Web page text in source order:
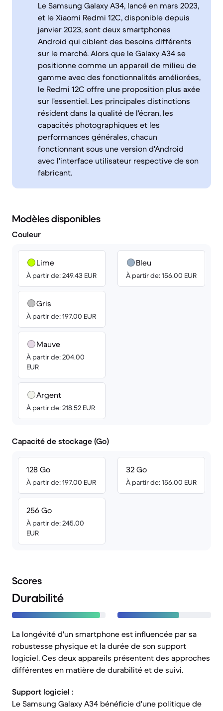
Le Samsung Galaxy A34, lancé en mars 2023,
et le Xiaomi Redmi 12C, disponible depuis
janvier 2023, sont deux smartphones
Android qui ciblent des besoins différents
sur le marché. Alors que le Galaxy A34 se
positionne comme un appareil de milieu de
gamme avec des fonctionnalités améliorées,
le Redmi 12C offre une proposition plus axée
sur l'essentiel. Les principales distinctions
résident dans la qualité de l'écran, les
capacités photographiques et les
performances générales, chacun
fonctionnant sous une version d'Android
avec l'interface utilisateur respective de son
fabricant.
Modèles disponibles
Couleur
Lime
À partir de: 249.43 EUR
Gris
À partir de: 197.00 EUR
Mauve
À partir de: 204.00
EUR
Argent
À partir de: 218.52 EUR
Bleu
À partir de: 156.00 EUR
Capacité de stockage (Go)
128 Go
À partir de: 197.00 EUR
256 Go
À partir de: 245.00
EUR
32 Go
À partir de: 156.00 EUR
Scores
Durabilité
La longévité d'un smartphone est influencée par sa
robustesse physique et la durée de son support
logiciel. Ces deux appareils présentent des approches
différentes en matière de durabilité et de suivi.
Support logiciel :
Le Samsung Galaxy A34 bénéficie d'une politique de